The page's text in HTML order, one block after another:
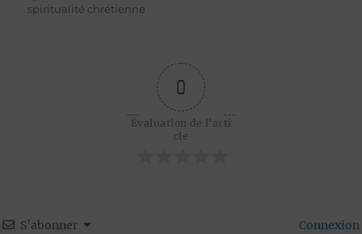
spiritualité chrétienne
0
Évaluation de l'arti
cle
S’abonner Connexion